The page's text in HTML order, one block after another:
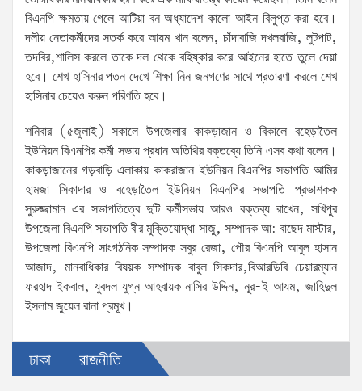
বিএনপি ক্ষমতায় গেলে আটিয়া বন অধ্যাদেশ কালো আইন বিলুপ্ত করা হবে।
দলীয় নেতাকর্মীদের সতর্ক করে আযম খান বলেন, চাঁদাবাজি দখলবাজি, লুটপাট,
তদবির,শালিস করলে তাকে দল থেকে বহিষ্কার করে আইনের হাতে তুলে দেয়া
হবে। শেখ হাসিনার পতন দেখে শিক্ষা নিন জনগণের সাথে প্রতারণা করলে শেখ
হাসিনার চেয়েও করুন পরিণতি হবে।
শনিবার (৫জুলাই) সকালে উপজেলার কাকড়াজান ও বিকালে বহেড়াতৈল
ইউনিয়ন বিএনপির কর্মী সভায় প্রধান অতিথির বক্তব্যে তিনি এসব কথা বলেন।
কাকড়াজানের গড়বাড়ি এলাকায় কাকরাজান ইউনিয়ন বিএনপির সভাপতি আমির
হামজা সিকাদার ও বহেড়াতৈল ইউনিয়ন বিএনপির সভাপতি প্রভাশকক
সুরুজ্জামান এর সভাপতিত্বে দুটি কর্মীসভায় আরও বক্তব্য রাখেন, সখিপুর
উপজেলা বিএনপি সভাপতি বীর মুক্তিযোদ্ধা সাজু, সম্পাদক আ: বাছেদ মাস্টার,
উপজেলা বিএনপি সাংগঠনিক সম্পাদক সবুর রেজা, পৌর বিএনপি আবুল হাসান
আজাদ, মানবাধিকার বিষয়ক সম্পাদক বাবুল সিকদার,বিআরডিবি চেয়ারম্যান
ফরহাদ ইকবাল, যুবদল যুগ্ন আহবায়ক নাসির উদ্দিন, নূর-ই আযম, জাহিদুল
ইসলাম জুয়েল রানা প্রমূখ।
ঢাকা রাজনীতি